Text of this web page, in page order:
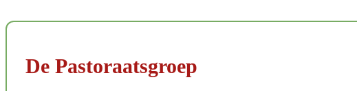
De Pastoraatsgroep